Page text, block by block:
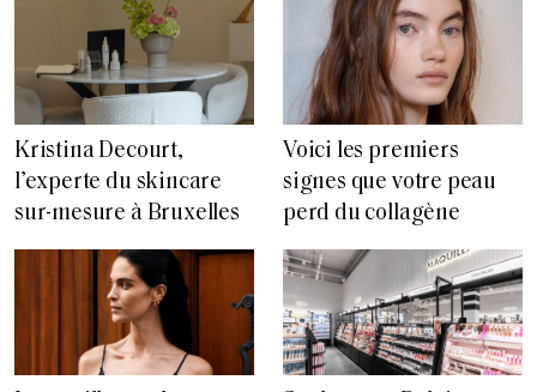
Kristina Decourt,
l’experte du skincare
sur-mesure à Bruxelles
Voici les premiers
signes que votre peau
perd du collagène